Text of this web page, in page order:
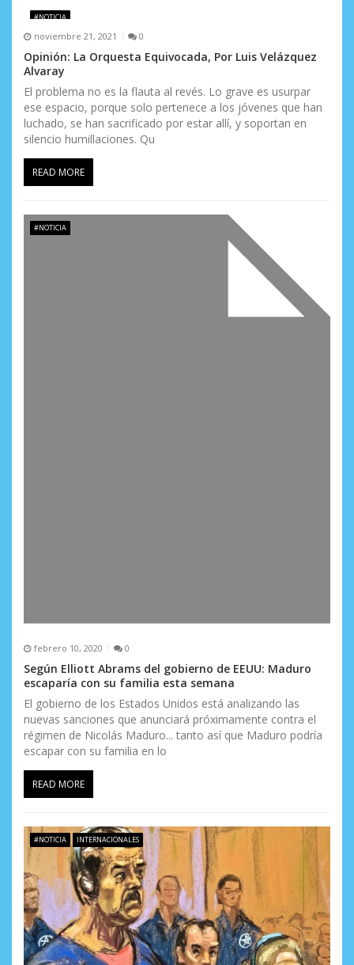
n
t
r
a
d
a
s
#NOTICIA
noviembre 21, 2021 0
Opinión: La Orquesta Equivocada, Por Luis Velázquez
Alvaray
El problema no es la flauta al revés. Lo grave es usurpar
ese espacio, porque solo pertenece a los jóvenes que han
luchado, se han sacrificado por estar allí, y soportan en
silencio humillaciones. Qu
READ MORE
#NOTICIA
febrero 10, 2020 0
Según Elliott Abrams del gobierno de EEUU: Maduro
escaparía con su familia esta semana
El gobierno de los Estados Unidos está analizando las
nuevas sanciones que anunciará próximamente contra el
régimen de Nicolás Maduro... tanto así que Maduro podría
escapar con su familia en lo
READ MORE
#NOTICIA INTERNACIONALES